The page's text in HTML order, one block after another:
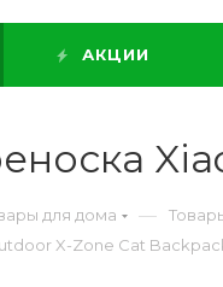
АКЦИИ
для дома —
X-Zone Cat